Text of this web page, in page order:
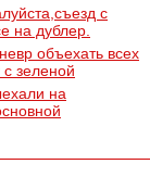
с
на дублер.
объехать всех
зеленой
на